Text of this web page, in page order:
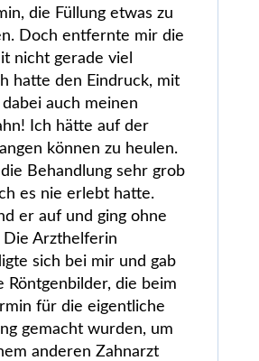
die Füllung etwas zu
Doch entfernte mir die
nicht gerade viel
hatte den Eindruck, mit
auch meinen
Ich hätte auf der
können zu heulen.
Behandlung sehr grob
es nie erlebt hatte.
er auf und ging ohne
Arzthelferin
sich bei mir und gab
Röntgenbilder, die beim
für die eigentliche
gemacht wurden, um
anderen Zahnarzt